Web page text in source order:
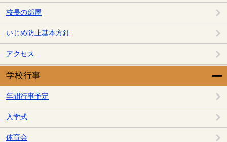
校長の部屋
いじめ防止基本方針
アクセス
学校行事
年間行事予定
入学式
体育会